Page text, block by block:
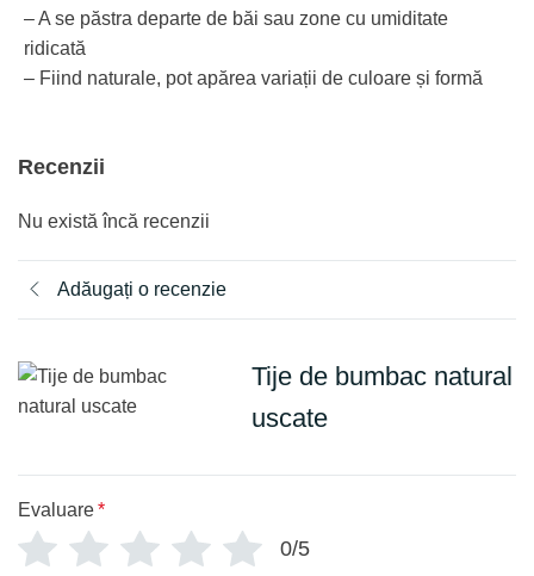
– A se păstra departe de băi sau zone cu umiditate
ridicată
– Fiind naturale, pot apărea variații de culoare și formă
Recenzii
Nu există încă recenzii
Adăugați o recenzie
Tije de bumbac natural
uscate
Evaluare*
0/5